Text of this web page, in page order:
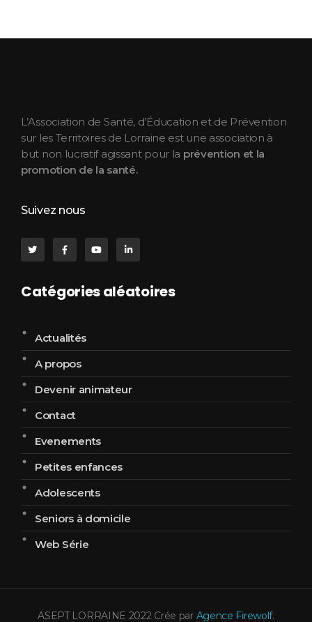
L’Association de Santé, d’Éducation et de Prévention
sur les Territoires de Lorraine est une association à
but non lucratif agissant pour la prévention et la
promotion de la santé.
Suivez nous
Catégories aléatoires
Actualités
A propos
Devenir animateur
Contact
Evenements
Petites enfances
Adolescents
Seniors à domicile
Web Série
ASEPT LORRAINE 2022 Crée par Agence Firewolf.